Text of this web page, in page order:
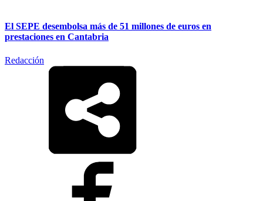
El SEPE desembolsa más de 51 millones de euros en
prestaciones en Cantabria
Redacción